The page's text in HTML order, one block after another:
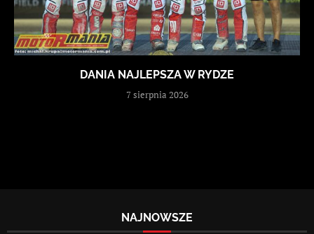
DANIA NAJLEPSZA W RYDZE
7 sierpnia 2026
NAJNOWSZE